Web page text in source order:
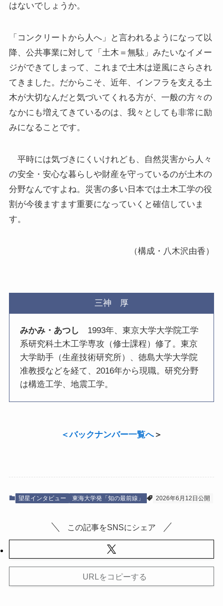
はないでしょうか。
「コンクリートから人へ」と言われるようになって以
降、公共事業に対して「土木＝無駄」みたいなイメー
ジができてしまって、これまで土木は逆風にさらされ
てきました。だからこそ、近年、インフラを支える土
木が大切なんだと気づいてくれる方が、一般の方々の
なかにも増えてきているのは、我々としても非常に励
みになることです。
平時には気づきにくいけれども、自然災害から人々
の安全・安心な暮らしや財産を守っているのが土木の
分野なんですよね。災害の多い日本では土木工学の役
割が今後ますます重要になっていくと確信していま
す。
（構成・八木沢由香）
三神 厚
みかみ・あつし
1993年、東京大学大学院工学
系研究科土木工学専攻（修士課程）修了。東京
大学助手（生産技術研究所）、徳島大学大学院
准教授などを経て、2016年から現職。研究分野
は構造工学、地震工学。
＜バックナンバー一覧へ＞
望星インタビュー 東海大学発「知の最前線」 2026年6月12日公開
この記事をSNSにシェア
URLをコピーする